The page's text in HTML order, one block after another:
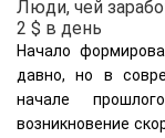
Люди, чей
2 $ в день
Начало
давно, но в
начале
возникновение